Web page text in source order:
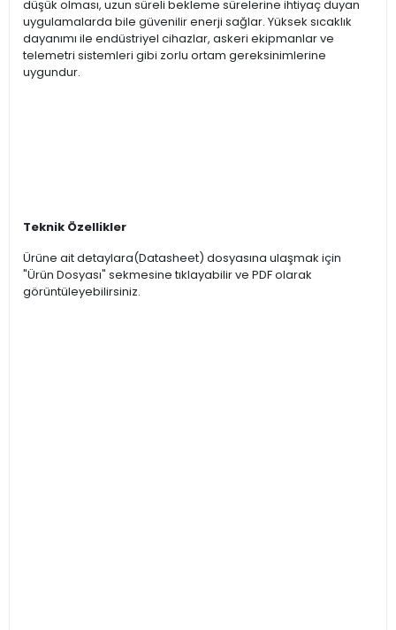
düşük olması, uzun süreli bekleme sürelerine ihtiyaç duyan
uygulamalarda bile güvenilir enerji sağlar. Yüksek sıcaklık
dayanımı ile endüstriyel cihazlar, askeri ekipmanlar ve
telemetri sistemleri gibi zorlu ortam gereksinimlerine
uygundur.
Teknik Özellikler
Ürüne ait detaylara(Datasheet) dosyasına ulaşmak için
"Ürün Dosyası" sekmesine tıklayabilir ve PDF olarak
görüntüleyebilirsiniz.